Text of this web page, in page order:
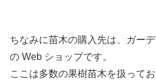
ちなみに苗木の購入先は、ガー
の Web ショップです。
ここは多数の果樹苗木を扱って